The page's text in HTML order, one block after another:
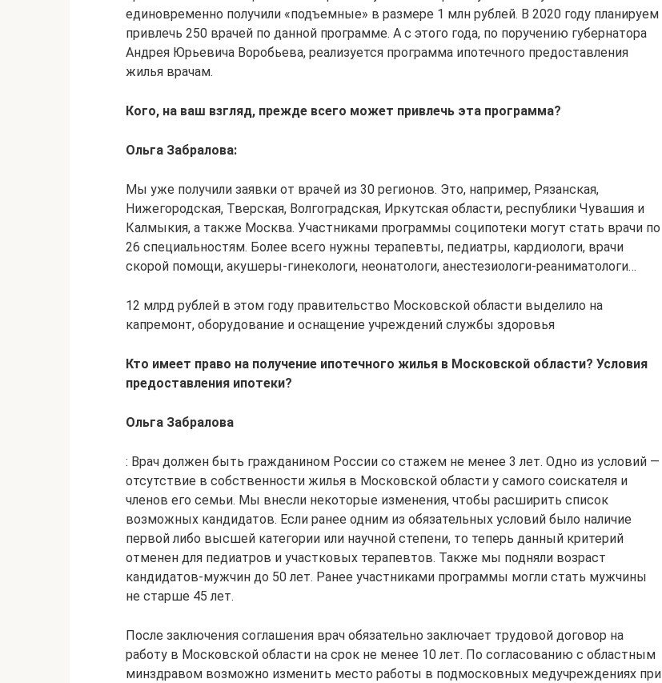
единовременно получили «подъемные» в размере 1 млн рублей. В 2020 году планируем
привлечь 250 врачей по данной программе. А с этого года, по поручению губернатора
Андрея Юрьевича Воробьева, реализуется программа ипотечного предоставления
жилья врачам.
Кого, на ваш взгляд, прежде всего может привлечь эта программа?
Ольга Забралова:
Мы уже получили заявки от врачей из 30 регионов. Это, например, Рязанская,
Нижегородская, Тверская, Волгоградская, Иркутская области, республики Чувашия и
Калмыкия, а также Москва. Участниками программы соципотеки могут стать врачи по
26 специальностям. Более всего нужны терапевты, педиатры, кардиологи, врачи
скорой помощи, акушеры-гинекологи, неонатологи, анестезиологи-реаниматологи…
12 млрд рублей в этом году правительство Московской области выделило на
капремонт, оборудование и оснащение учреждений службы здоровья
Кто имеет право на получение ипотечного жилья в Московской области? Условия
предоставления ипотеки?
Ольга Забралова
: Врач должен быть гражданином России со стажем не менее 3 лет. Одно из условий —
отсутствие в собственности жилья в Московской области у самого соискателя и
членов его семьи. Мы внесли некоторые изменения, чтобы расширить список
возможных кандидатов. Если ранее одним из обязательных условий было наличие
первой либо высшей категории или научной степени, то теперь данный критерий
отменен для педиатров и участковых терапевтов. Также мы подняли возраст
кандидатов-мужчин до 50 лет. Ранее участниками программы могли стать мужчины
не старше 45 лет.
После заключения соглашения врач обязательно заключает трудовой договор на
работу в Московской области на срок не менее 10 лет. По согласованию с областным
минздравом возможно изменить место работы в подмосковных медучреждениях при